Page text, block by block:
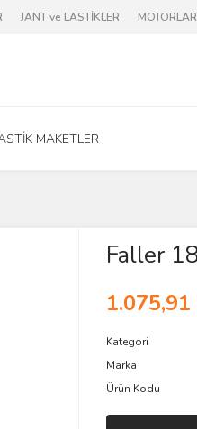
JANT ve LASTİKLER
MAKETLER
Faller
Kategori
Marka
Ürün Kodu